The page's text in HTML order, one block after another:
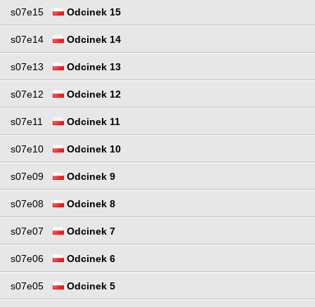
s07e15 Odcinek 15
s07e14 Odcinek 14
s07e13 Odcinek 13
s07e12 Odcinek 12
s07e11 Odcinek 11
s07e10 Odcinek 10
s07e09 Odcinek 9
s07e08 Odcinek 8
s07e07 Odcinek 7
s07e06 Odcinek 6
s07e05 Odcinek 5